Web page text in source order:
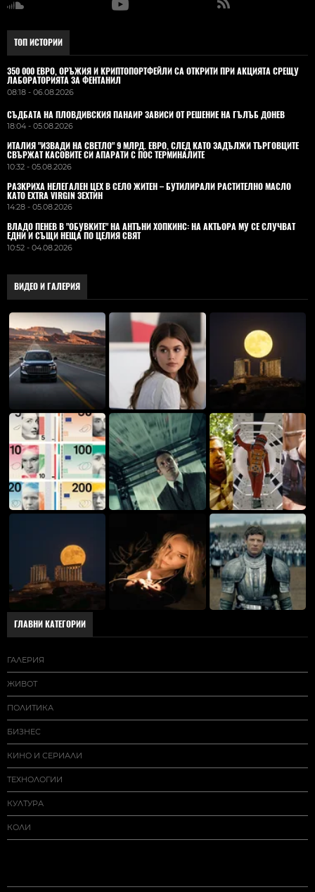
ТОП ИСТОРИИ
350 000 ЕВРО, ОРЪЖИЯ И КРИПТОПОРТФЕЙЛИ СА ОТКРИТИ ПРИ АКЦИЯТА СРЕЩУ
ЛАБОРАТОРИЯТА ЗА ФЕНТАНИЛ
08:18 - 06.08.2026
СЪДБАТА НА ПЛОВДИВСКИЯ ПАНАИР ЗАВИСИ ОТ РЕШЕНИЕ НА ГЪЛЪБ ДОНЕВ
18:04 - 05.08.2026
ИТАЛИЯ "ИЗВАДИ НА СВЕТЛО" 9 МЛРД. ЕВРО, СЛЕД КАТО ЗАДЪЛЖИ ТЪРГОВЦИТЕ
СВЪРЖАТ КАСОВИТЕ СИ АПАРАТИ С ПОС ТЕРМИНАЛИТЕ
10:32 - 05.08.2026
РАЗКРИХА НЕЛЕГАЛЕН ЦЕХ В СЕЛО ЖИТЕН – БУТИЛИРАЛИ РАСТИТЕЛНО МАСЛО
КАТО EXTRA VIRGIN ЗЕХТИН
14:28 - 05.08.2026
ВЛАДO ПЕНЕВ В "ОБУВКИТЕ" НА АНТЪНИ ХОПКИНС: НА АКТЬОРА МУ СЕ СЛУЧВАТ
ЕДНИ И СЪЩИ НЕЩА ПО ЦЕЛИЯ СВЯТ
10:52 - 04.08.2026
ВИДЕО И ГАЛЕРИЯ
ГЛАВНИ КАТЕГОРИИ
ГАЛЕРИЯ
ЖИВОТ
ПОЛИТИКА
БИЗНЕС
КИНО И СЕРИАЛИ
ТЕХНОЛОГИИ
КУЛТУРА
КОЛИ